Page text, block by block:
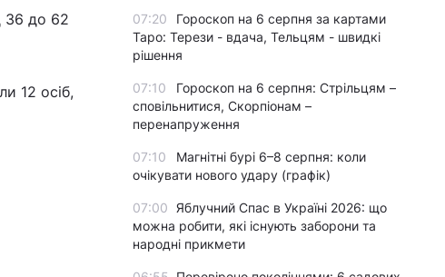
36 до 62
12 осіб,
07:20
Гороскоп на 6 серпня за картами
Таро: Терези - вдача, Тельцям - швидкі
рішення
07:10
Гороскоп на 6 серпня: Стрільцям –
сповільнитися, Скорпіонам –
перенапруження
07:10
Магнітні бурі 6–8 серпня: коли
очікувати нового удару (графік)
07:00 Яблучний Спас в Україні 2026: що
можна робити, які існують заборони та
народні прикмети